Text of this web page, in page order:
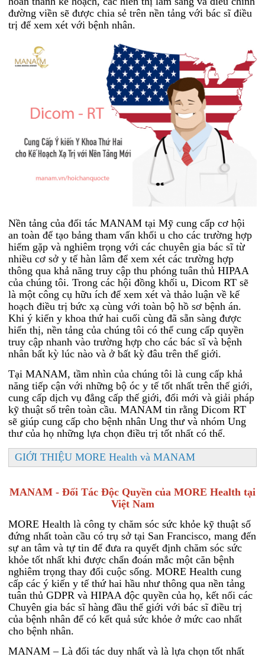
đường viền sẽ được chia sẻ trên nền tảng với bác sĩ điều
trị để xem xét với bệnh nhân.
Nền tảng của đối tác MANAM tại Mỹ cung cấp cơ hội
an toàn để tạo bảng tham vấn khối u cho các trường hợp
hiếm gặp và nghiêm trọng với các chuyên gia bác sĩ từ
nhiều cơ sở y tế hàn lâm để xem xét các trường hợp
thông qua khả năng truy cập thu phóng tuân thủ HIPAA
của chúng tôi. Trong các hội đồng khối u, Dicom RT sẽ
là một công cụ hữu ích để xem xét và thảo luận về kế
hoạch điều trị bức xạ cùng với toàn bộ hồ sơ bệnh án.
Khi ý kiến ​​y khoa thứ hai cuối cùng đã sẵn sàng được
hiển thị, nền tảng của chúng tôi có thể cung cấp quyền
truy cập nhanh vào trường hợp cho các bác sĩ và bệnh
nhân bất kỳ lúc nào và ở bất kỳ đâu trên thế giới.
Tại MANAM, tầm nhìn của chúng tôi là cung cấp khả
năng tiếp cận với những bộ óc y tế tốt nhất trên thế giới,
cung cấp dịch vụ đẳng cấp thế giới, đổi mới và giải pháp
kỹ thuật số trên toàn cầu. MANAM tin rằng Dicom RT
sẽ giúp cung cấp cho bệnh nhân Ung thư và nhóm Ung
thư của họ những lựa chọn điều trị tốt nhất có thể.
GIỚI THIỆU MORE Health và MANAM
MANAM - Đối Tác Độc Quyền của MORE Health tại
Việt Nam
MORE Health là công ty chăm sóc sức khỏe kỹ thuật số
đứng nhất toàn cầu có trụ sở tại San Francisco, mang đến
sự an tâm và tự tin để đưa ra quyết định chăm sóc sức
khỏe tốt nhất khi được chẩn đoán mắc một căn bệnh
nghiêm trọng thay đổi cuộc sống. MORE Health cung
cấp các ý kiến ​​y tế thứ hai hầu như thông qua nền tảng
tuân thủ GDPR và HIPAA độc quyền của họ, kết nối các
Chuyên gia bác sĩ hàng đầu thế giới với bác sĩ điều trị
của bệnh nhân để có kết quả sức khỏe ở mức cao nhất
cho bệnh nhân.
MANAM – Là đối tác duy nhất và là lựa chọn tốt nhất